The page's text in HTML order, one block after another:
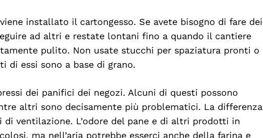
installato il cartongesso. Se avete bisogno di fare dei
ad altri e restate lontani fino a quando il cantiere
pulito. Non usate stucchi per spaziatura pronti o
di essi sono a base di grano.
dei panifici dei negozi. Alcuni di questi possono
altri sono decisamente più problematici. La differenza
di ventilazione. L’odore del pane e di altri prodotti in
ma nell’aria potrebbe esserci anche della farina e